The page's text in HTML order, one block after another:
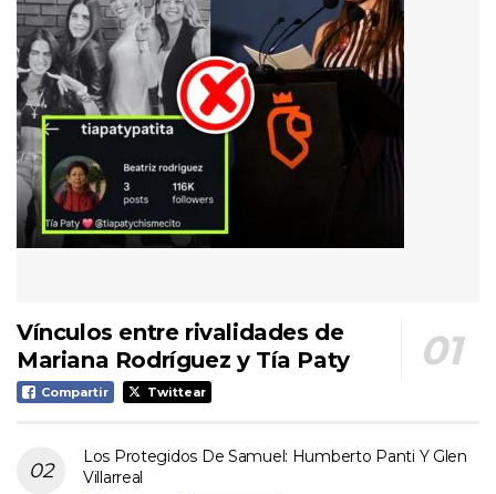
Vínculos entre rivalidades de
Mariana Rodríguez y Tía Paty
Compartir Twittear
Los Protegidos De Samuel: Humberto Panti Y Glen
Villarreal